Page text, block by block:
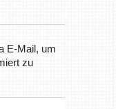
E-Mail, um
zu